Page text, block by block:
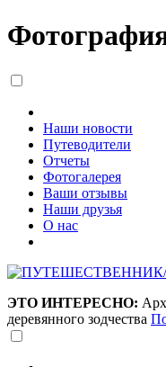
Наши новости
Путеводители
Отчеты
Фотогалерея
Ваши отзывы
Наши друзья
О нас
ЭТО ИНТЕРЕСНО:
деревянного зодчества